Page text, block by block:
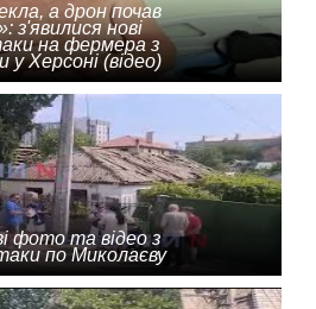
а дрон почав
з'явилися нові
на фермера з
у Херсоні (відео)
фото та відео з
по Миколаєву